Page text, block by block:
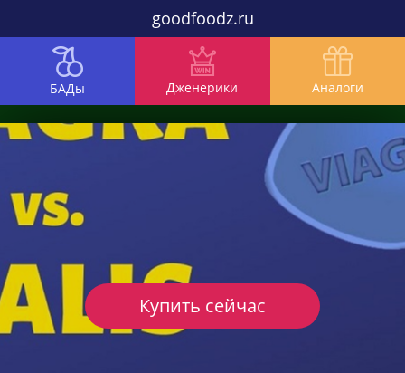
goodfoodz.ru
БАДы Дженерики Аналоги
Купить сейчас